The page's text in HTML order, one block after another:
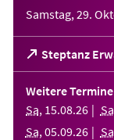
Samstag, 29.
Steptanz
(Öffnet
in
einem
neuen
Tab)
Weitere Termine
Sa, 15.08.26 Sa
Sa, 05.09.26 Sa